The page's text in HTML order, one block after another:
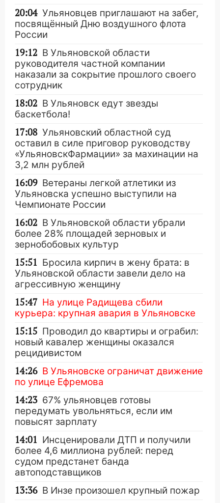
20:04 Ульяновцев приглашают на забег,
посвящённый Дню воздушного флота
России
19:12 В Ульяновской области
руководителя частной компании
наказали за сокрытие прошлого своего
сотрудник
18:02 В Ульяновск едут звезды
баскетбола!
17:08 Ульяновский областной суд
оставил в силе приговор руководству
«УльяновскФармации» за махинации на
3,2 млн рублей
16:09 Ветераны легкой атлетики из
Ульяновска успешно выступили на
Чемпионате России
16:02 В Ульяновской области убрали
более 28% площадей зерновых и
зернобобовых культур
15:51 Бросила кирпич в жену брата: в
Ульяновской области завели дело на
агрессивную женщину
15:47 На улице Радищева сбили
курьера: крупная авария в Ульяновске
15:15 Проводил до квартиры и ограбил:
новый кавалер женщины оказался
рецидивистом
14:26 В Ульяновске ограничат движение
по улице Ефремова
14:23 67% ульяновцев готовы
передумать увольняться, если им
повысят зарплату
14:01 Инсценировали ДТП и получили
более 4,6 миллиона рублей: перед
судом предстанет банда
автоподставщиков
13:36 В Инзе произошел крупный пожар